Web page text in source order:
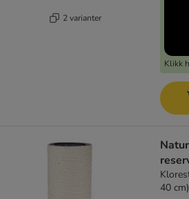
2 varianter
Klikk
40 cm)